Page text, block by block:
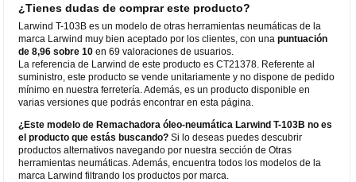
¿Tienes dudas de comprar este producto?
Larwind T-103B es un modelo de otras herramientas neumáticas de la
marca Larwind muy bien aceptado por los clientes, con unapuntuación
de 8,96 sobre 10 en 69 valoraciones de usuarios.
La referencia de Larwind de este producto es CT21378. Referente al
suministro, este producto se vende unitariamente y no dispone de pedido
mínimo en nuestra ferretería. Además, es un producto disponible en
varias versiones que podrás encontrar en esta página.
¿Este modelo de Remachadora óleo-neumática Larwind T-103B no es
el producto que estás buscando? Si lo deseas puedes descubrir
productos alternativos navegando por nuestra sección de Otras
herramientas neumáticas. Además, encuentra todos los modelos de la
marca Larwind filtrando los productos por marca.